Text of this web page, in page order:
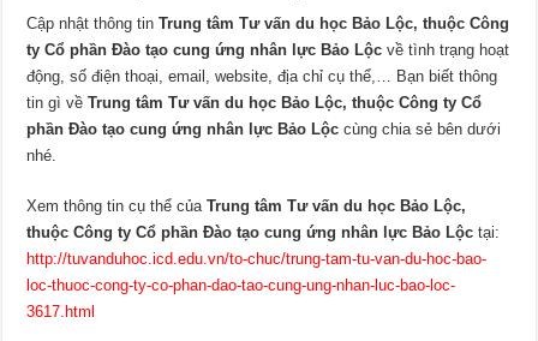
Cập nhật thông tinTrung tâm Tư vấn du học Bảo Lộc, thuộc Công
ty Cổ phần Đào tạo cung ứng nhân lực Bảo Lộc về tình trạng hoạt
động, số điện thoại, email, website, địa chỉ cụ thể,… Bạn biết thông
tin gì vềTrung tâm Tư vấn du học Bảo Lộc, thuộc Công ty Cổ
phần Đào tạo cung ứng nhân lực Bảo Lộc cùng chia sẻ bên dưới
nhé.
Xem thông tin cụ thể củaTrung tâm Tư vấn du học Bảo Lộc,
thuộc Công ty Cổ phần Đào tạo cung ứng nhân lực Bảo Lộc tại:
http://tuvanduhoc.icd.edu.vn/to-chuc/trung-tam-tu-van-du-hoc-bao-
loc-thuoc-cong-ty-co-phan-dao-tao-cung-ung-nhan-luc-bao-loc-
3617.html